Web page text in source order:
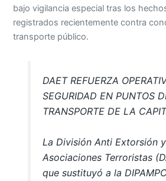
bajo vigilancia especial tras los
registrados recientemente contra
transporte público.
DAET REFUERZA
SEGURIDAD EN PUNTOS
TRANSPORTE DE LA
La División Anti Extorsión y
Asociaciones Terroristas
que sustituyó a la